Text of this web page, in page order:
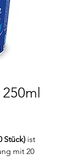
Stück) ist
mit 20